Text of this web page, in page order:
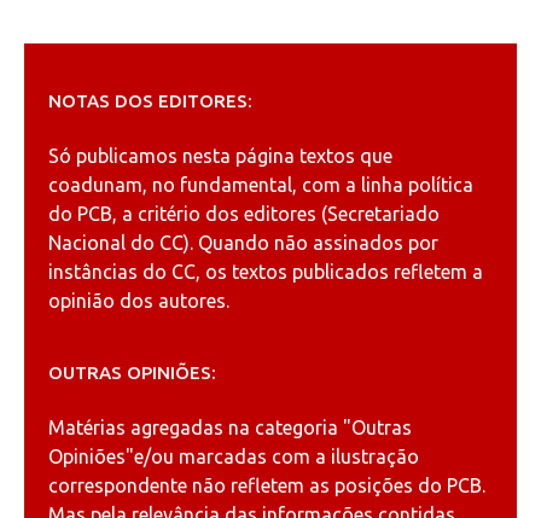
NOTAS DOS EDITORES:
Só publicamos nesta página textos que
coadunam, no fundamental, com a linha política
do PCB, a critério dos editores (Secretariado
Nacional do CC). Quando não assinados por
instâncias do CC, os textos publicados refletem a
opinião dos autores.
OUTRAS OPINIÕES:
Matérias agregadas na categoria "Outras
Opiniões"e/ou marcadas com a ilustração
correspondente não refletem as posições do PCB.